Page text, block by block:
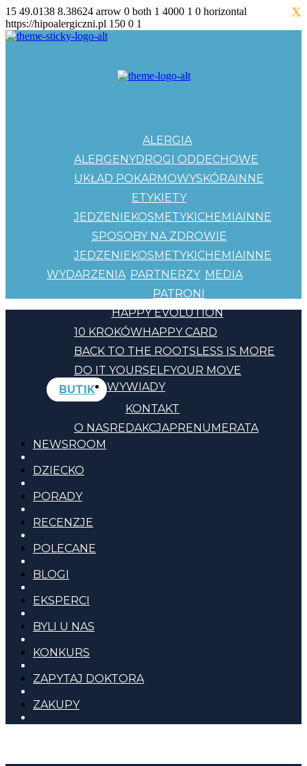
15 49.0138 8.38624 arrow 0 both 1 4000 1 0 horizontal
https://hipoalergiczni.pl 150 0 1
ALERGIA
ALERGENYDROGI ODDECHOWE
UKŁAD POKARMOWYSKÓRAINNE
ETYKIETY
JEDZENIEKOSMETYKICHEMIAINNE
SPOSOBY NA ZDROWIE
JEDZENIEKOSMETYKICHEMIAINNE
WYDARZENIA PARTNERZY
PATRONI
MEDIA
HAPPY EVOLUTION
10 KROKÓWHAPPY CARD
BACK TO THE ROOTSLESS IS MORE
DO IT YOURSELFYOUR MOVE
BUTIK
KONTAKT
O NASREDAKCJAPRENUMERATA
WYWIADY
NEWSROOM
DZIECKO
PORADY
RECENZJE
POLECANE
BLOGI
EKSPERCI
BYLI U NAS
KONKURS
ZAPYTAJ DOKTORA
ZAKUPY
X